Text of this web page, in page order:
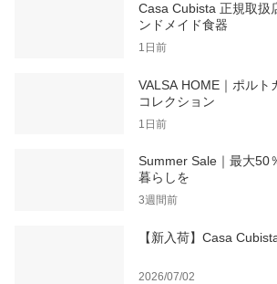
Casa Cubista 正規取扱
ンドメイド食器
1日前
VALSA HOME｜ポルト
コレクション
1日前
Summer Sale｜最大50
暮らしを
3週間前
【新入荷】Casa
2026/07/02